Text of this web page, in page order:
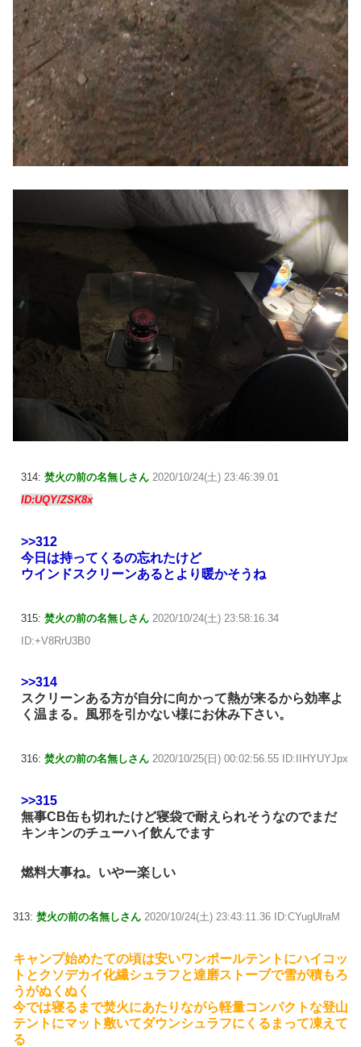
314: 焚火の前の名無しさん 2020/10/24(土) 23:46:39.01
ID:UQY/ZSK8x
>>312
今日は持ってくるの忘れたけど
ウインドスクリーンあるとより暖かそうね
315: 焚火の前の名無しさん 2020/10/24(土) 23:58:16.34
ID:+V8RrU3B0
>>314
スクリーンある方が自分に向かって熱が来るから効率よ
く温まる。風邪を引かない様にお休み下さい。
316: 焚火の前の名無しさん 2020/10/25(日) 00:02:56.55 ID:IIHYUYJpx
>>315
無事CB缶も切れたけど寝袋で耐えられそうなのでまだ
キンキンのチューハイ飲んでます
燃料大事ね。いやー楽しい
313: 焚火の前の名無しさん 2020/10/24(土) 23:43:11.36 ID:CYugUlraM
キャンプ始めたての頃は安いワンポールテントにハイコッ
トとクソデカイ化繊シュラフと達磨ストーブで雪が積もろ
うがぬくぬく
今では寝るまで焚火にあたりながら軽量コンパクトな登山
テントにマット敷いてダウンシュラフにくるまって凍えて
る